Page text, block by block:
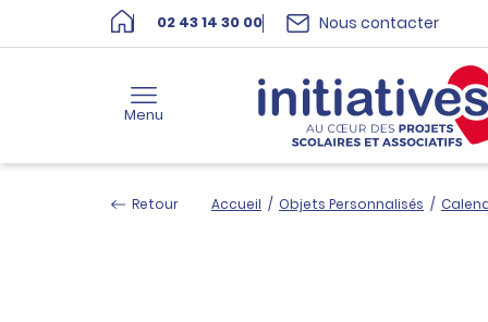
02 43 14 30 00 Nous contacter
Menu
Retour Accueil / Objets Personnalisés /